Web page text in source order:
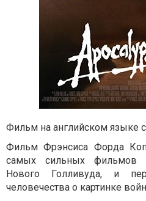
Фильм на английском языке
Фильм Фрэнсиса Форда
самых сильных фильмов
Нового Голливуда, и
человечества о картинке